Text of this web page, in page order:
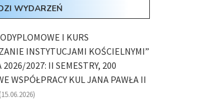
WYDARZEŃ
I KURS
INSTYTUCJAMI KOŚCIELNYMI”
2026/2027: II SEMESTRY, 200
WSPÓŁPRACY KUL JANA PAWŁA II
(15.06.2026)